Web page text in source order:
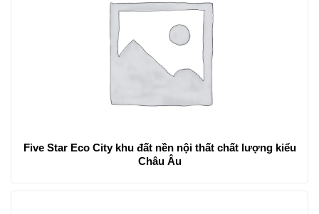
Five Star Eco City khu đất nền nội thất chất lượng kiểu
Châu Âu